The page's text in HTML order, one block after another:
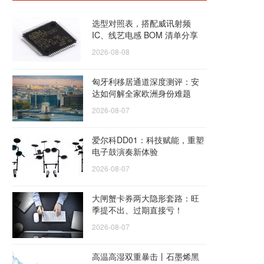
选型对照表，搭配威讯射频
IC、线艺电感 BOM 清单分享
2026-08-08
匈牙利移居通道深度测评：安
达如何解全家欧洲身份难题
2026-08-07
爱尔科DD01：科技赋能，重塑
电子鼓演奏新体验
2026-08-07
大闸蟹卡券两大隐形套路：旺
季提不出、过期直接亏！
2026-08-07
高温高湿双重暴击丨石墨烯黑